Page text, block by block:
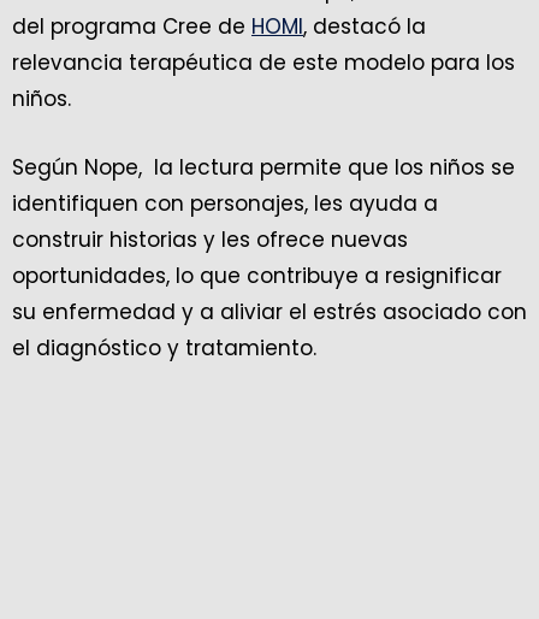
del programa Cree de HOMI, destacó la
relevancia terapéutica de este modelo para los
niños.
Según Nope, la lectura permite que los niños se
identifiquen con personajes, les ayuda a
construir historias y les ofrece nuevas
oportunidades, lo que contribuye a resignificar
su enfermedad y a aliviar el estrés asociado con
el diagnóstico y tratamiento.